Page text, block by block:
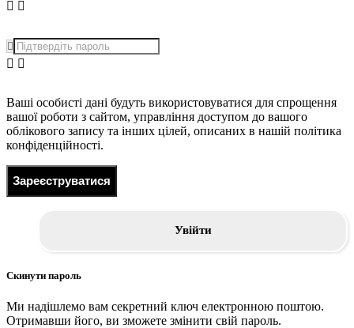
Ваші особисті дані будуть використовуватися для спрощення
вашої роботи з сайтом, управління доступом до вашого
облікового запису та інших цілей, описаних в нашій політика
конфіденційності.
Зареєструватися
Увійти
Скинути пароль
Ми надішлемо вам секретний ключ електронною поштою.
Отримавши його, ви зможете змінити свій пароль.